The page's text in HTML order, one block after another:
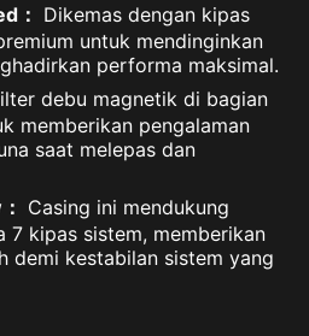
： Dikemas dengan kipas
untuk mendinginkan
performa maksimal.
debu magnetik di bagian
memberikan pengalaman
saat melepas dan
Casing ini mendukung
7 kipas sistem, memberikan
demi kestabilan sistem yang